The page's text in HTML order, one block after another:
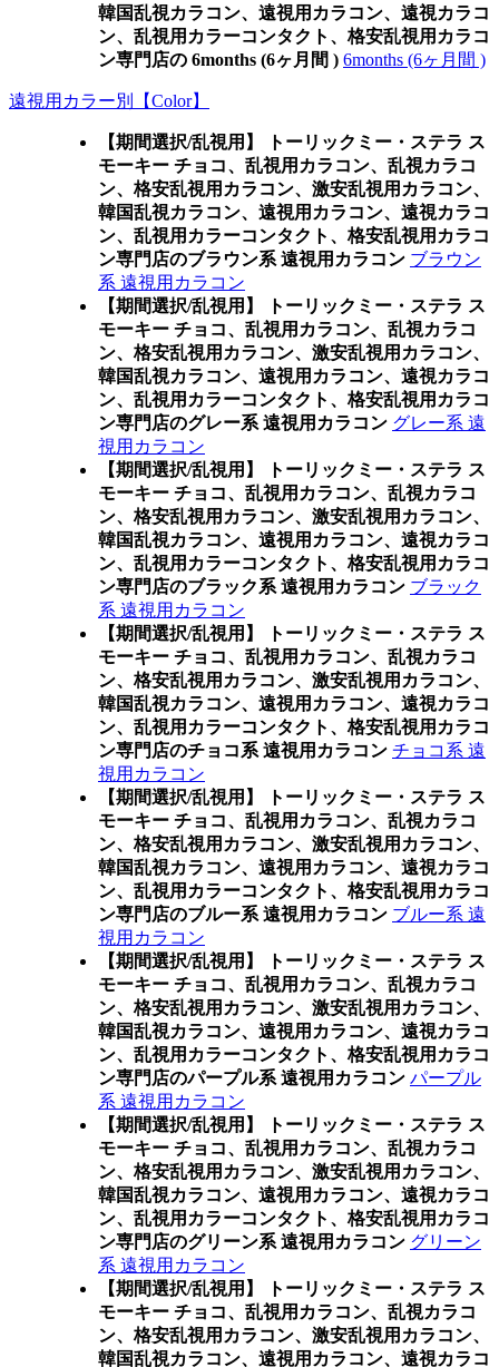
韓国乱視カラコン、遠視用カラコン、遠視カラコ
ン、乱視用カラーコンタクト、格安乱視用カラコ
ン専門店の 6months (6ヶ月間 ) 6months (6ヶ月間 )
遠視用カラー別【Color】
【期間選択/乱視用】 トーリックミー・ステラ ス
モーキー チョコ、乱視用カラコン、乱視カラコ
ン、格安乱視用カラコン、激安乱視用カラコン、
韓国乱視カラコン、遠視用カラコン、遠視カラコ
ン、乱視用カラーコンタクト、格安乱視用カラコ
ン専門店のブラウン系 遠視用カラコン ブラウン
系 遠視用カラコン
【期間選択/乱視用】 トーリックミー・ステラ ス
モーキー チョコ、乱視用カラコン、乱視カラコ
ン、格安乱視用カラコン、激安乱視用カラコン、
韓国乱視カラコン、遠視用カラコン、遠視カラコ
ン、乱視用カラーコンタクト、格安乱視用カラコ
ン専門店のグレー系 遠視用カラコン グレー系 遠
視用カラコン
【期間選択/乱視用】 トーリックミー・ステラ ス
モーキー チョコ、乱視用カラコン、乱視カラコ
ン、格安乱視用カラコン、激安乱視用カラコン、
韓国乱視カラコン、遠視用カラコン、遠視カラコ
ン、乱視用カラーコンタクト、格安乱視用カラコ
ン専門店のブラック系 遠視用カラコン ブラック
系 遠視用カラコン
【期間選択/乱視用】 トーリックミー・ステラ ス
モーキー チョコ、乱視用カラコン、乱視カラコ
ン、格安乱視用カラコン、激安乱視用カラコン、
韓国乱視カラコン、遠視用カラコン、遠視カラコ
ン、乱視用カラーコンタクト、格安乱視用カラコ
ン専門店のチョコ系 遠視用カラコン チョコ系 遠
視用カラコン
【期間選択/乱視用】 トーリックミー・ステラ ス
モーキー チョコ、乱視用カラコン、乱視カラコ
ン、格安乱視用カラコン、激安乱視用カラコン、
韓国乱視カラコン、遠視用カラコン、遠視カラコ
ン、乱視用カラーコンタクト、格安乱視用カラコ
ン専門店のブルー系 遠視用カラコン ブルー系 遠
視用カラコン
【期間選択/乱視用】 トーリックミー・ステラ ス
モーキー チョコ、乱視用カラコン、乱視カラコ
ン、格安乱視用カラコン、激安乱視用カラコン、
韓国乱視カラコン、遠視用カラコン、遠視カラコ
ン、乱視用カラーコンタクト、格安乱視用カラコ
ン専門店のパープル系 遠視用カラコン パープル
系 遠視用カラコン
【期間選択/乱視用】 トーリックミー・ステラ ス
モーキー チョコ、乱視用カラコン、乱視カラコ
ン、格安乱視用カラコン、激安乱視用カラコン、
韓国乱視カラコン、遠視用カラコン、遠視カラコ
ン、乱視用カラーコンタクト、格安乱視用カラコ
ン専門店のグリーン系 遠視用カラコン グリーン
系 遠視用カラコン
【期間選択/乱視用】 トーリックミー・ステラ ス
モーキー チョコ、乱視用カラコン、乱視カラコ
ン、格安乱視用カラコン、激安乱視用カラコン、
韓国乱視カラコン、遠視用カラコン、遠視カラコ